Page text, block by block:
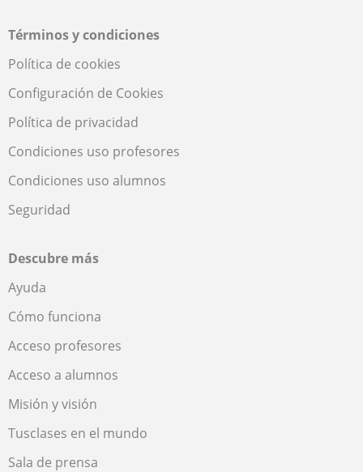
Términos y condiciones
Política de cookies
Configuración de Cookies
Política de privacidad
Condiciones uso profesores
Condiciones uso alumnos
Seguridad
Descubre más
Ayuda
Cómo funciona
Acceso profesores
Acceso a alumnos
Misión y visión
Tusclases en el mundo
Sala de prensa